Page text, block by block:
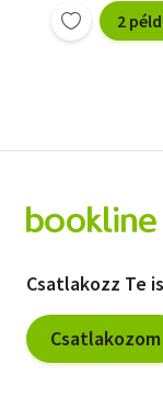
2
Csatlakozz Te
Csatlakozom